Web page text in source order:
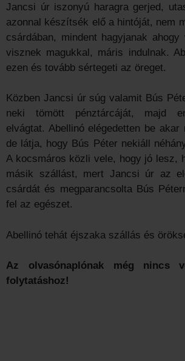
Jancsi úr iszonyú haragra gerjed,
azonnal készítsék elő a hintóját, nem
csárdában, mindent hagyjanak
visznek magukkal, máris indulnak.
ezen és tovább sértegeti az öreget.
Közben Jancsi úr súg valamit Bús
neki tömött pénztárcáját, majd
elvágtat. Abellinó elégedetten be akar
de látja, hogy Bús Péter nekiáll
A kocsmáros közli vele, hogy jó lesz,
másik szállást, mert Jancsi úr az
csárdát és megparancsolta Bús
fel az egészet.
Abellinó tehát éjszaka szállás és
Az olvasónaplónak még nincs
folytatáshoz!